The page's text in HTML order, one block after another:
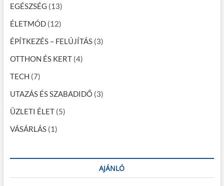
i
g
á
c
i
ó
EGÉSZSÉG (13)
ÉLETMÓD(12)
ÉPÍTKEZÉS – FELÚJÍTÁS(3)
OTTHON ÉS KERT(4)
TECH (7)
UTAZÁS ÉS SZABADIDŐ (3)
ÜZLETI ÉLET(5)
VÁSÁRLÁS(1)
AJÁNLÓ